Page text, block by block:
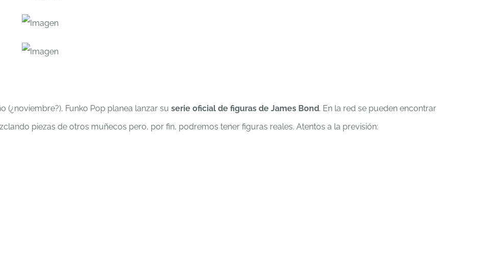
Funko Pop planea lanzar su serie oficial de figuras de James Bond. En la red se pueden encontrar
piezas de otros muñecos pero, por fin, podremos tener figuras reales. Atentos a la previsión: